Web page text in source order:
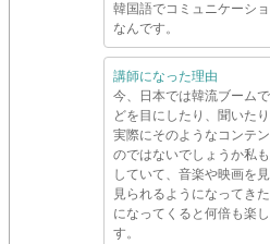
韓国語でコミュニケーシ
なんです。
講師になった理由
今、日本では韓流ブーム
どを目にしたり、聞いた
実際にそのようなコンテ
のではないでしょうか私
していて、音楽や映画を
見られるようになってき
になってくると何倍も楽
す。